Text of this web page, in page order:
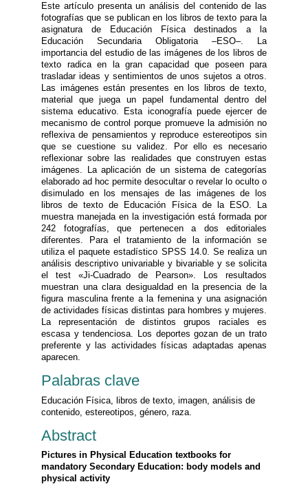
Este artículo presenta un análisis del contenido de las
fotografías que se publican en los libros de texto para la
asignatura de Educación Física destinados a la
Educación Secundaria Obligatoria –ESO–. La
importancia del estudio de las imágenes de los libros de
texto radica en la gran capacidad que poseen para
trasladar ideas y sentimientos de unos sujetos a otros.
Las imágenes están presentes en los libros de texto,
material que juega un papel fundamental dentro del
sistema educativo. Esta iconografía puede ejercer de
mecanismo de control porque promueve la admisión no
reflexiva de pensamientos y reproduce estereotipos sin
que se cuestione su validez. Por ello es necesario
reflexionar sobre las realidades que construyen estas
imágenes. La aplicación de un sistema de categorías
elaborado ad hoc permite desocultar o revelar lo oculto o
disimulado en los mensajes de las imágenes de los
libros de texto de Educación Física de la ESO. La
muestra manejada en la investigación está formada por
242 fotografías, que pertenecen a dos editoriales
diferentes. Para el tratamiento de la información se
utiliza el paquete estadístico SPSS 14.0. Se realiza un
análisis descriptivo univariable y bivariable y se solicita
el test «Ji-Cuadrado de Pearson». Los resultados
muestran una clara desigualdad en la presencia de la
figura masculina frente a la femenina y una asignación
de actividades físicas distintas para hombres y mujeres.
La representación de distintos grupos raciales es
escasa y tendenciosa. Los deportes gozan de un trato
preferente y las actividades físicas adaptadas apenas
aparecen.
Palabras clave
Educación Física, libros de texto, imagen, análisis de
contenido, estereotipos, género, raza.
Abstract
Pictures in Physical Education textbooks for
mandatory Secondary Education: body models and
physical activity